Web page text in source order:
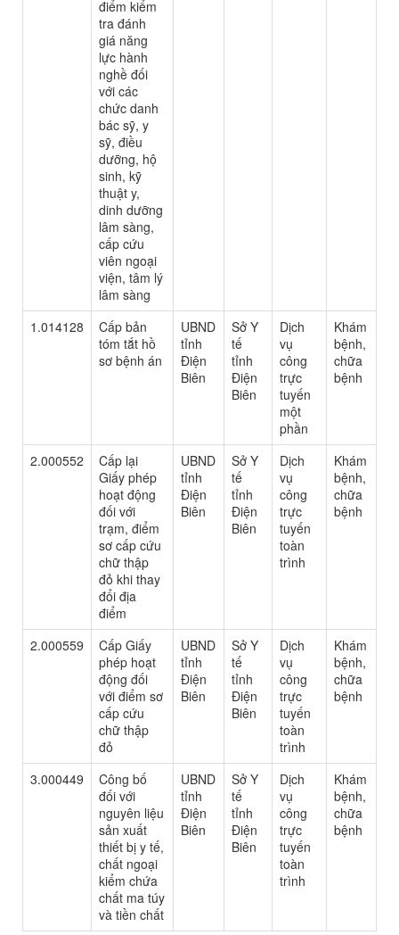
điểm kiểm
tra đánh
giá năng
lực hành
nghề đối
với các
chức danh
bác sỹ, y
sỹ, điều
dưỡng, hộ
sinh, kỹ
thuật y,
dinh dưỡng
lâm sàng,
cấp cứu
viên ngoại
viện, tâm lý
lâm sàng
1.014128
Cấp bản
tóm tắt hồ
sơ bệnh án
UBND
tỉnh
Điện
Biên
Sở Y
tế
tỉnh
Điện
Biên
Dịch
vụ
công
trực
tuyến
một
phần
Khám
bệnh,
chữa
bệnh
2.000552
Cấp lại
Giấy phép
hoạt động
đối với
trạm, điểm
sơ cấp cứu
chữ thập
đỏ khi thay
đổi địa
điểm
UBND
tỉnh
Điện
Biên
Sở Y
tế
tỉnh
Điện
Biên
Dịch
vụ
công
trực
tuyến
toàn
trình
Khám
bệnh,
chữa
bệnh
2.000559
Cấp Giấy
phép hoạt
động đối
với điểm sơ
cấp cứu
chữ thập
đỏ
UBND
tỉnh
Điện
Biên
Sở Y
tế
tỉnh
Điện
Biên
Dịch
vụ
công
trực
tuyến
toàn
trình
Khám
bệnh,
chữa
bệnh
3.000449
Công bố
đối với
nguyên liệu
sản xuất
thiết bị y tế,
chất ngoại
kiểm chứa
chất ma túy
và tiền chất
UBND
tỉnh
Điện
Biên
Sở Y
tế
tỉnh
Điện
Biên
Dịch
vụ
công
trực
tuyến
toàn
trình
Khám
bệnh,
chữa
bệnh